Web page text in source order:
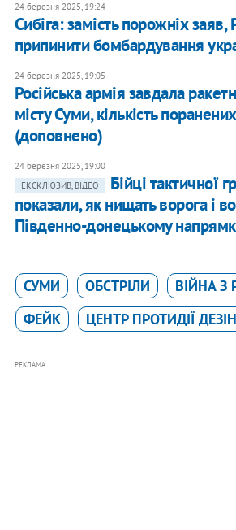
24 березня 2025, 19:24
Сибіга: замість порожніх заяв,
припинити бомбардування
24 березня 2025, 19:05
Російська армія завдала
місту Суми, кількість
(доповнено)
24 березня 2025, 19:00
ЕКСКЛЮЗИВ, ВІДЕО
Бійці тактичної
показали, як нищать ворога і
Південно-донецькому
СУМИ ОБСТРІЛИ
ВІЙНА З
ФЕЙК
ЦЕНТР ПРОТИДІЇ
РЕКЛАМА